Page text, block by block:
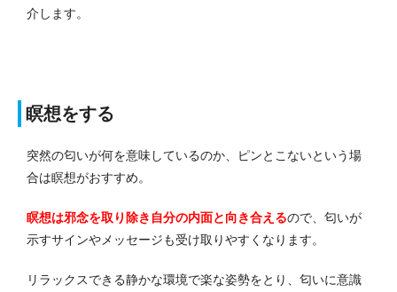
介します。
瞑想をする
突然の匂いが何を意味しているのか、ピンとこないという場
合は瞑想がおすすめ。
瞑想は邪念を取り除き自分の内面と向き合えるので、匂いが
示すサインやメッセージも受け取りやすくなります。
リラックスできる静かな環境で楽な姿勢をとり、匂いに意識